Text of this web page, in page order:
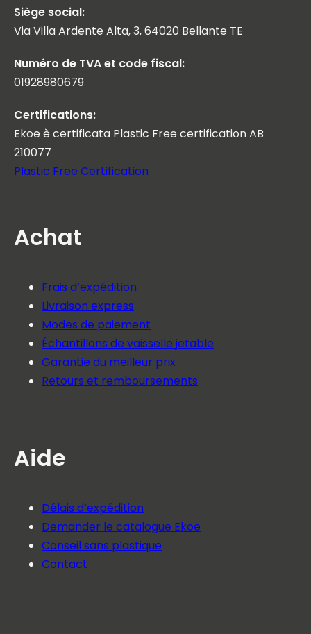
Siège social:
Via Villa Ardente Alta, 3, 64020 Bellante TE
Numéro de TVA et code fiscal:
01928980679
Certifications:
Ekoe è certificata Plastic Free certification AB
210077
Plastic Free Certification
Achat
Frais d’expédition
Livraison express
Modes de paiement
Échantillons de vaisselle jetable
Garantie du meilleur prix
Retours et remboursements
Aide
Délais d’expédition
Demander le catalogue Ekoe
Conseil sans plastique
Contact